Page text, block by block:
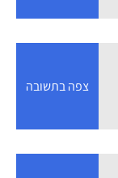
צפה בתשובה